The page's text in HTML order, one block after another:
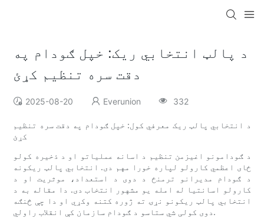
د پالټ انتخابي ریک: خپل ګودام په
دقت سره تنظیم کړئ
2025-08-20 Everunion 332
د انتخابي پالټ ریک معرفي کول: خپل ګودام په دقت سره تنظیم
کړئ
د ګودامونو اغیزمن تنظیم د اسانه عملیاتو او د ذخیره کولو
ځای اعظمي کارولو لپاره خورا مهم دی. انتخابي پالټ ریکونه
د ګودام مدیرانو ترمنځ د دوی د استعداد، موثریت او د
کارولو اسانتیا له امله یو مشهور انتخاب دی. دا مقاله به د
انتخابي پالټ ریکونو نړۍ ته ژوره کتنه وکړي او دا چې څنګه
دوی کولی شي ستاسو د ګودام سازمان کې انقلاب راولي.